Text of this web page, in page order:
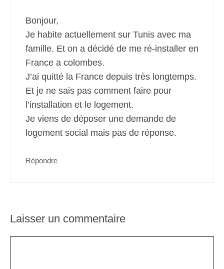
Bonjour,
Je habite actuellement sur Tunis avec ma
famille. Et on a décidé de me ré-installer en
France a colombes.
J’ai quitté la France depuis très longtemps.
Et je ne sais pas comment faire pour
l’installation et le logement.
Je viens de déposer une demande de
logement social mais pas de réponse.
Répondre
Laisser un commentaire